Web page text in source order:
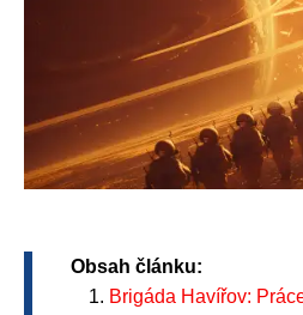
Obsah článku:
Brigáda Havířov: